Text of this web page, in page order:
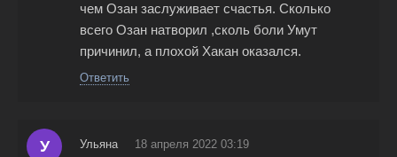
чем Озан заслуживает счастья. Сколько
всего Озан натворил ,сколь боли Умут
причинил, а плохой Хакан оказался.
Ответить
У Ульяна 18 апреля 2022 03:19